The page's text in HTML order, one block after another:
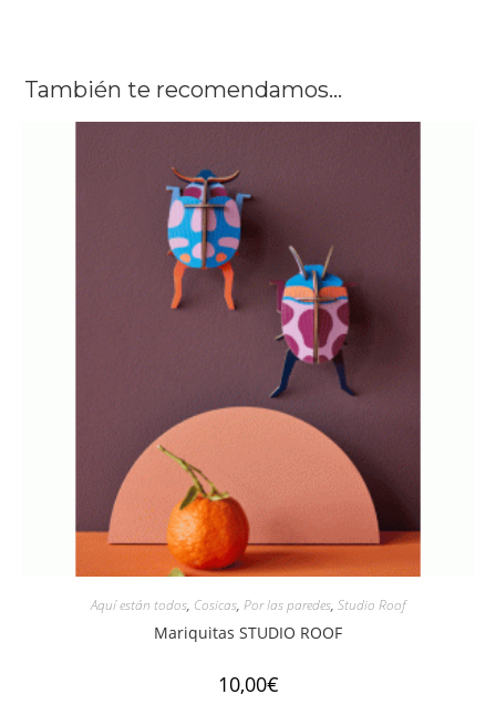
También te recomendamos…
Aquí están todos, Cosicas, Por las paredes, Studio Roof
Mariquitas STUDIO ROOF
10,00€